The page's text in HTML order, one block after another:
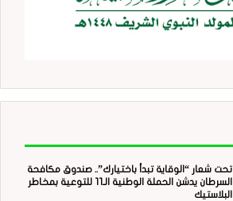
تحت شعار “الوقاية تبدأ باختيارك”.. صندوق مكافحة
السرطان يدشن الحملة الوطنية الـ11 للتوعية بمخاطر
البلاستيك